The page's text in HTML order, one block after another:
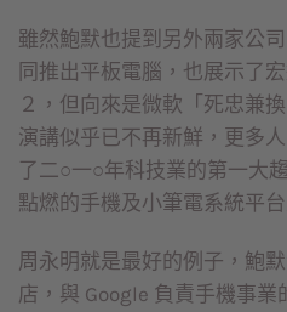
雖然鮑默也提到另外兩家公
同推出平板電腦，也展示了
２，但向來是微軟「死忠兼
演講似乎已不再新鮮，更多
了二○一○年科技業的第一大
點燃的手機及小筆電系統平台
周永明就是最好的例子，鮑
店，與 Google 負責手機事